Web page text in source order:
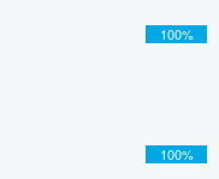
100%
100%